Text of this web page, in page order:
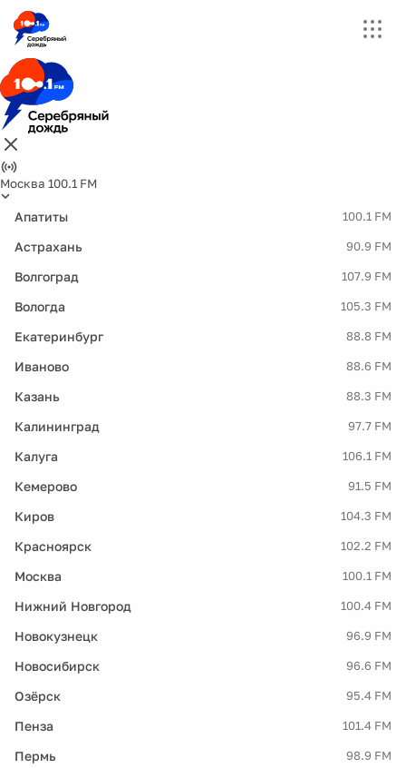
Москва 100.1 FM
Апатиты 100.1 FM
Астрахань 90.9 FM
Волгоград 107.9 FM
Вологда 105.3 FM
Екатеринбург 88.8 FM
Иваново 88.6 FM
Казань 88.3 FM
Калининград 97.7 FM
Калуга 106.1 FM
Кемерово 91.5 FM
Киров 104.3 FM
Красноярск 102.2 FM
Москва 100.1 FM
Нижний Новгород 100.4 FM
Новокузнецк 96.9 FM
Новосибирск 96.6 FM
Озёрск 95.4 FM
Пенза 101.4 FM
Пермь 98.9 FM